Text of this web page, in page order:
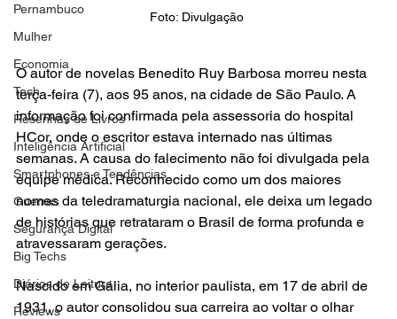
Pernambuco
Mulher
Economia
Tech
Resenhas de Livros
Inteligência Artificial
Smartphones e Tendências
Guerras
Segurança Digital
Big Techs
Diários de Leitura
Reviews
Foto: Divulgação
O autor de novelas Benedito Ruy Barbosa morreu nesta
terça-feira (7), aos 95 anos, na cidade de São Paulo. A
informação foi confirmada pela assessoria do hospital
HCor, onde o escritor estava internado nas últimas
semanas. A causa do falecimento não foi divulgada pela
equipe médica. Reconhecido como um dos maiores
nomes da teledramaturgia nacional, ele deixa um legado
de histórias que retrataram o Brasil de forma profunda e
atravessaram gerações.
Nascido em Gália, no interior paulista, em 17 de abril de
1931, o autor consolidou sua carreira ao voltar o olhar